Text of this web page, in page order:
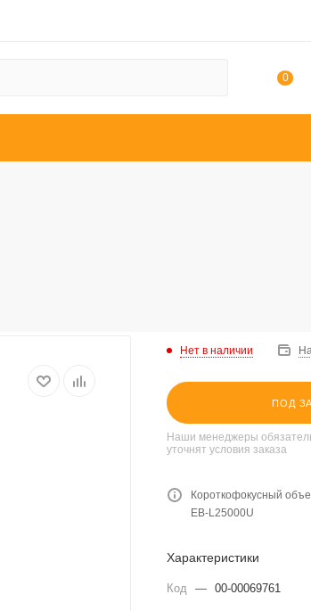
0
Нет в наличии
ПОД
Наши менеджеры
уточнят условия заказа
Короткофокусный
EB-L25000U
Характеристики
Код — 00-00069761